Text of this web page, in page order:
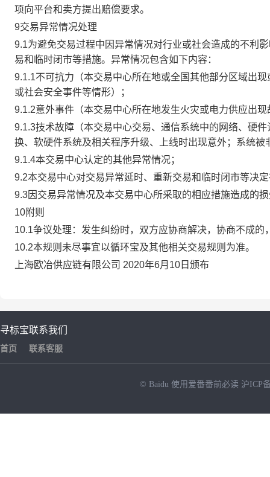
项向平台和卖方提出赔偿要求。
9交易异常情况处理
9.1为避免交易过程中因异常情况对行业或社会造成的不利
易和临时闭市等措施。异常情况包含如下内容：
9.1.1不可抗力（本交易中心所在地或全国其他部分区域出
或社会安全事件等情形）；
9.1.2意外事件（本交易中心所在地发生火灾或电力供应出
9.1.3技术故障（本交易中心交易、通信系统中的网络、硬
换、软硬件系统及相关程序升级、上线时出现意外；系统
9.1.4本交易中心认定的其他异常情况；
9.2本交易中心对交易异常延时、重新交易和临时闭市等决
9.3因交易异常情况及本交易中心所采取的相应措施造成的
10附则
10.1争议处理：发生纠纷时，双方应协商解决，协商不成
10.2本规则未尽事宜以循环宝及其他相关交易规则为准。
上海欧冶供应链有限公司 2020年6月10日颁布
寻标宝
首页
联系我们
联系客服
© Baidu 使用爱番番前必读 沪ICP